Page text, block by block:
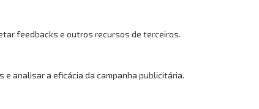
feedbacks e outros recursos de terceiros.
analisar a eficácia da campanha publicitária.